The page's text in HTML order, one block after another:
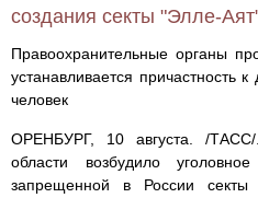
создания секты "Элле-
Правоохранительные органы
устанавливается причастность
человек
ОРЕНБУРГ, 10 августа. /ТАСС/
области возбудило
запрещенной в России секты